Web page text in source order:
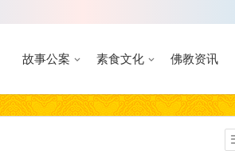
故事公案 素食文化 佛教资讯